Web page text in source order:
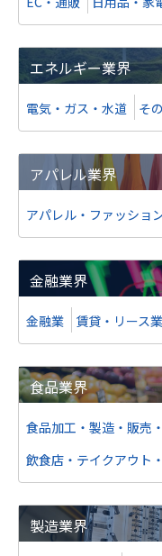
エネルギー業界
電気・ガス・水道 そ
アパレル業界
アパレル・ファッショ
金融業界
金融業 賃貸・リース業
食品業界
食品加工・製造・販売
飲食店・テイクアウト
製造業界